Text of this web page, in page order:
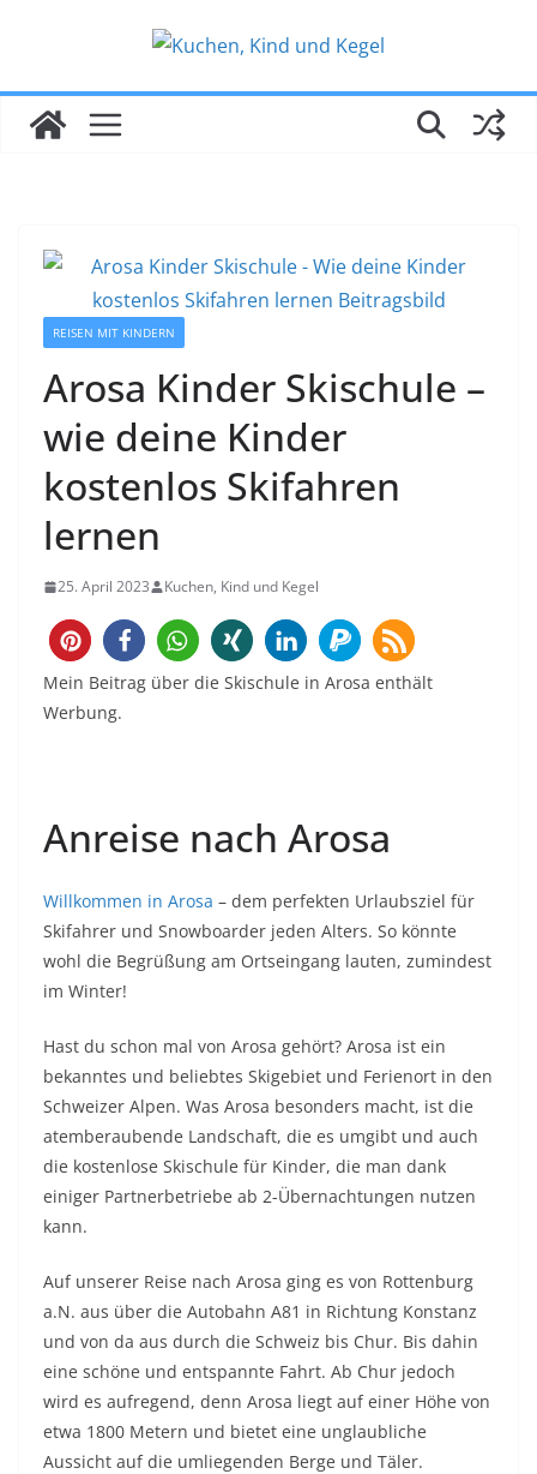
REISEN MIT KINDERN
Arosa Kinder Skischule –
wie deine Kinder
kostenlos Skifahren
lernen
25. April 2023 Kuchen, Kind und Kegel
15
Mein Beitrag über die Skischule in Arosa enthält
Werbung.
Anreise nach Arosa
Willkommen in Arosa – dem perfekten Urlaubsziel für
Skifahrer und Snowboarder jeden Alters. So könnte
wohl die Begrüßung am Ortseingang lauten, zumindest
im Winter!
Hast du schon mal von Arosa gehört? Arosa ist ein
bekanntes und beliebtes Skigebiet und Ferienort in den
Schweizer Alpen. Was Arosa besonders macht, ist die
atemberaubende Landschaft, die es umgibt und auch
die kostenlose Skischule für Kinder, die man dank
einiger Partnerbetriebe ab 2-Übernachtungen nutzen
kann.
Auf unserer Reise nach Arosa ging es von Rottenburg
a.N. aus über die Autobahn A81 in Richtung Konstanz
und von da aus durch die Schweiz bis Chur. Bis dahin
eine schöne und entspannte Fahrt. Ab Chur jedoch
wird es aufregend, denn Arosa liegt auf einer Höhe von
etwa 1800 Metern und bietet eine unglaubliche
Aussicht auf die umliegenden Berge und Täler.